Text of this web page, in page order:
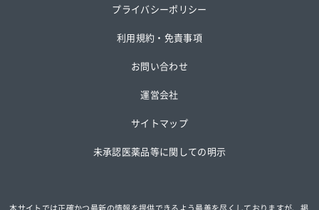
プライバシーポリシー
利用規約・免責事項
お問い合わせ
運営会社
サイトマップ
未承認医薬品等に関しての明示
本サイトでは正確かつ最新の情報を提供できるよう最善を尽くしておりますが、掲